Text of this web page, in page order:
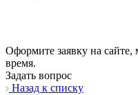
Оформите заявку на
время.
Задать вопрос
Назад к списку